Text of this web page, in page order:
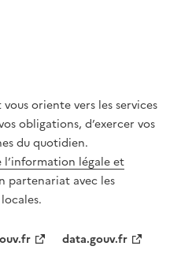
oriente vers les services
obligations, d’exercer vos
du quotidien.
légale et
partenariat avec les
data.gouv.fr